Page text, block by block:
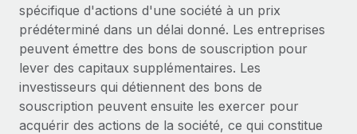
spécifique d'actions d'une société à un prix
prédéterminé dans un délai donné. Les entreprises
peuvent émettre des bons de souscription pour
lever des capitaux supplémentaires. Les
investisseurs qui détiennent des bons de
souscription peuvent ensuite les exercer pour
acquérir des actions de la société, ce qui constitue